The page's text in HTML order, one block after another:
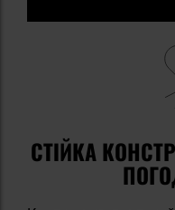
СТІЙКА